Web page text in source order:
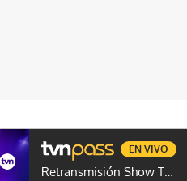
PROGRAMAS GENTE TVN
Retransmisión Show TVN
EN VIVO